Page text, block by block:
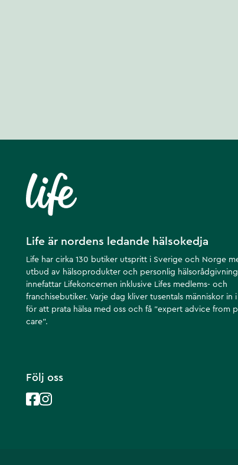
Life är nordens ledande hälsokedja
Life har cirka 130 butiker utspritt i Sverige och Norge
utbud av hälsoprodukter och personlig
innefattar Lifekoncernen inklusive Lifes medlems- och
franchisebutiker. Varje dag kliver tusentals människor in
för att prata hälsa med oss och få ”expert advice from
care”.
Följ oss